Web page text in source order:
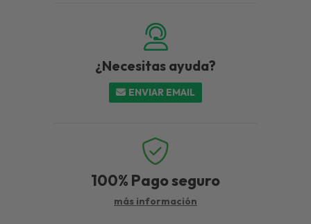
¿Necesitas ayuda?
ENVIAR EMAIL
100% Pago seguro
más información